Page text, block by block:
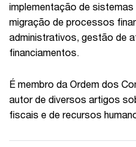
implementação de
migração de processos
administrativos, gestão de
financiamentos.
É membro da Ordem dos
autor de diversos artigos
fiscais e de recursos